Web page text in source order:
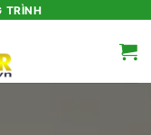
TRÌNH